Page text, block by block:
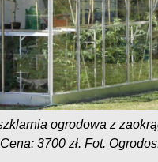
ogrodowa z
3700 zł. Fot.